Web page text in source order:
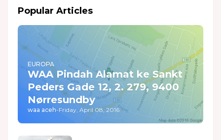
Popular Articles
EUROPA
WAA Pindah Alamat ke Sankt
Peders Gade 12, 2. 279, 9400
Nørresundby
waa aceh-Friday, April 08, 2016